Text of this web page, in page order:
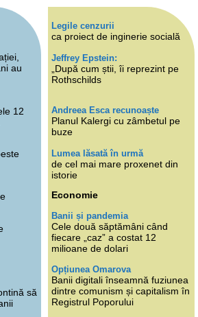
au
12
să
Legile cenzurii
ca proiect de inginerie socială
Jeffrey Epstein:
„După cum știi, îi reprezint pe
Rothschilds
Andreea Esca recunoaște
Planul Kalergi cu zâmbetul pe
buze
Lumea lăsată în urmă
de cel mai mare proxenet din
istorie
Economie
Banii și pandemia
Cele două săptămâni când
fiecare „caz” a costat 12
milioane de dolari
Opțiunea Omarova
Banii digitali înseamnă fuziunea
dintre comunism și capitalism în
Registrul Poporului